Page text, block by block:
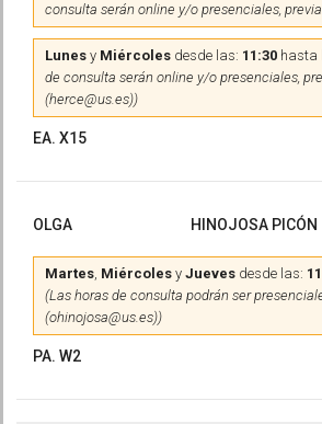
consulta serán online y/o presenciales,
Lunes y Miércoles desde las: 11:30 hasta
de consulta serán online y/o presenciales,
(herce@us.es))
EA. X15
OLGA HINOJOSA PICÓN
Martes, Miércoles y Jueves desde las:
(Las horas de consulta podrán ser
(ohinojosa@us.es))
PA. W2